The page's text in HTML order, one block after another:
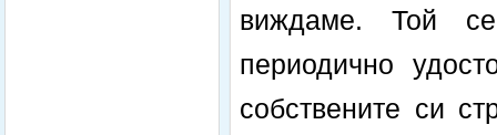
виждаме. Той
периодично
собствените си